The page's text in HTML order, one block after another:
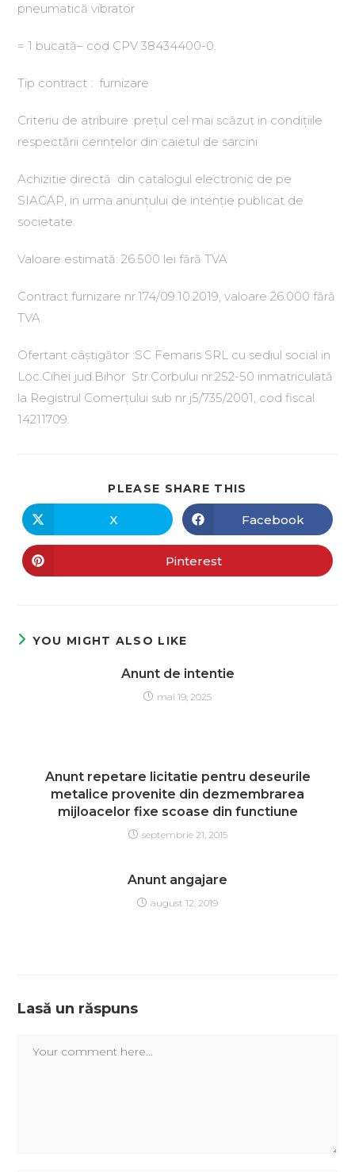
pneumatică vibrator
= 1 bucată– cod CPV 38434400-0.
Tip contract : furnizare
Criteriu de atribuire :prețul cel mai scăzut in condițiile
respectării cerințelor din caietul de sarcini
Achizitie directă din catalogul electronic de pe
SIACAP, in urma anunțului de intenție publicat de
societate.
Valoare estimată: 26.500 lei fără TVA
Contract furnizare nr.174/09.10.2019, valoare 26.000 fără
TVA
Ofertant câștigător :SC Femaris SRL cu sediul social in
Loc.Cihei jud.Bihor Str.Corbului nr.252-50 inmatriculată
la Registrul Comerțului sub nr.j5/735/2001, cod fiscal
14211709.
PLEASE SHARE THIS
X Facebook
Pinterest
YOU MIGHT ALSO LIKE
Anunt de intentie
mai 19, 2025
Anunt repetare licitatie pentru deseurile
metalice provenite din dezmembrarea
mijloacelor fixe scoase din functiune
septembrie 21, 2015
Anunt angajare
august 12, 2019
Lasă un răspuns